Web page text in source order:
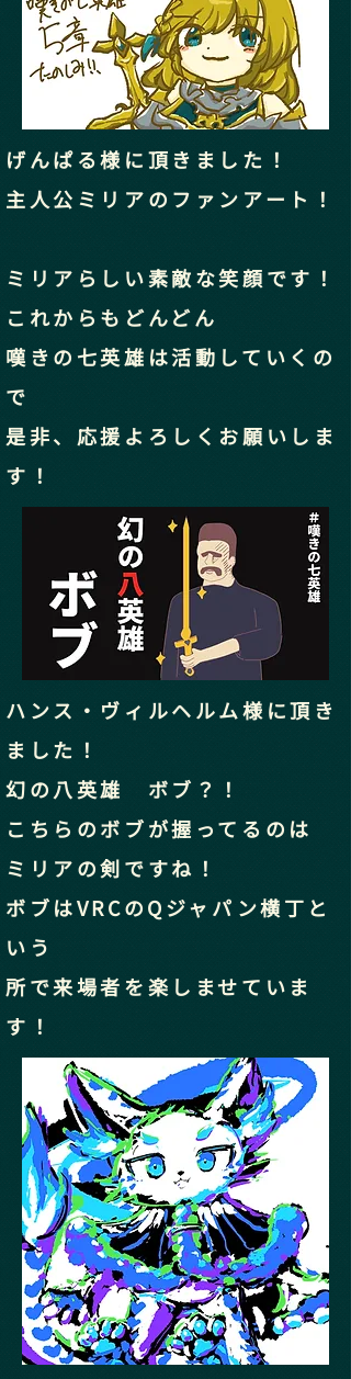
げんぱる様に頂きました！
主人公ミリアのファンアート！
ミリアらしい素敵な笑顔です！
これからもどんどん
嘆きの七英雄は活動していくの
で
​是非、応援よろしくお願いしま
す！
ハンス・ヴィルヘルム様に頂き
ました！
幻の八英雄 ボブ？！
こちらのボブが握ってるのは
ミリアの剣ですね！
ボブはVRCのQジャパン横丁と
いう
所で来場者を楽しませていま
す！